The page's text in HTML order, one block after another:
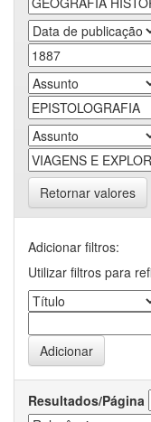
Retornar valores
Adicionar filtros:
Utilizar filtros para
Resultados/Página